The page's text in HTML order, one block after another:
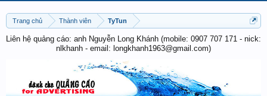
Trang chủ Thành viên TyTun
Liên hệ quảng cáo: anh Nguyễn Long Khánh (mobile: 0907 707 171 - nick:
nlkhanh - email: longkhanh1963@gmail.com)